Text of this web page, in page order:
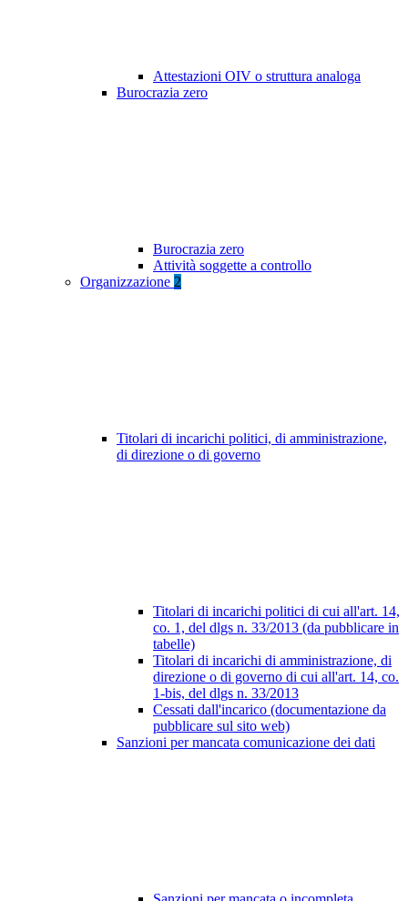
Attestazioni OIV o struttura analoga
Burocrazia zero
Burocrazia zero
Attività soggette a controllo
Organizzazione 2
Titolari di incarichi politici, di amministrazione,
di direzione o di governo
Titolari di incarichi politici di cui all'art. 14,
co. 1, del dlgs n. 33/2013 (da pubblicare in
tabelle)
Titolari di incarichi di amministrazione, di
direzione o di governo di cui all'art. 14, co.
1-bis, del dlgs n. 33/2013
Cessati dall'incarico (documentazione da
pubblicare sul sito web)
Sanzioni per mancata comunicazione dei dati